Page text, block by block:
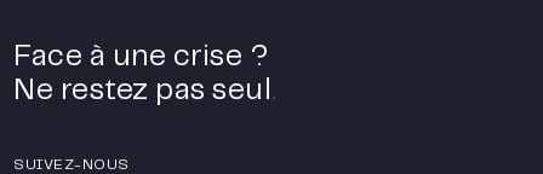
Face à une crise ?
Ne restez pas seul .
SUIVEZ-NOUS